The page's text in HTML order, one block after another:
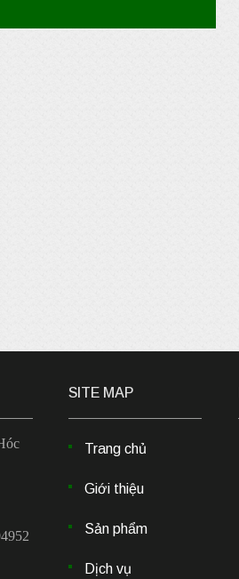
SITE MAP
Trang chủ
Giới thiệu
Sản phẩm
Dịch vụ